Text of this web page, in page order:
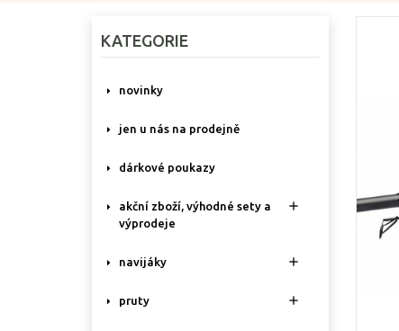
KATEGORIE
novinky
jen u nás na prodejně
dárkové poukazy
akční zboží, výhodné sety a
výprodeje

navijáky 
pruty 